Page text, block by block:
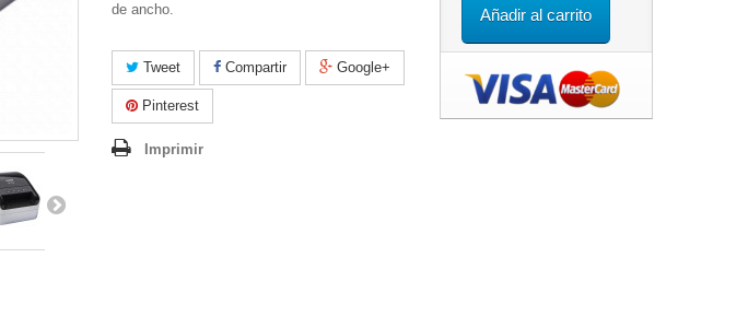
de ancho.
Tweet Compartir Google+
Pinterest
Imprimir
Añadir al carrito